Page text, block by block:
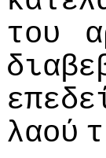
τoυ
λαoύ